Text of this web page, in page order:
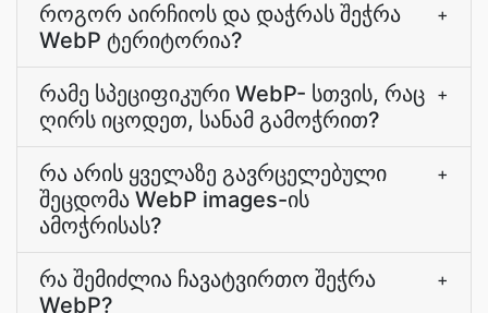
როგორ აირჩიოს და დაჭრას შეჭრა
WebP ტერიტორია?
+
რამე სპეციფიკური WebP- სთვის, რაც
ღირს იცოდეთ, სანამ გამოჭრით?
+
რა არის ყველაზე გავრცელებული
შეცდომა WebP images-ის
ამოჭრისას?
+
რა შემიძლია ჩავატვირთო შეჭრა
WebP?
+